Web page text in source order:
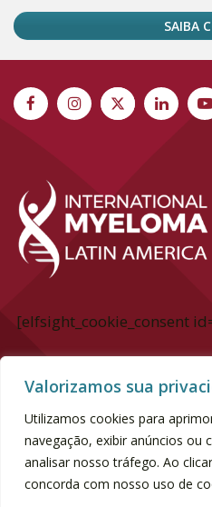
Valorizamos sua
Utilizamos cookies para
navegação, exibir anúncios ou
analisar nosso tráfego. Ao
concorda com nosso uso de
SAIBA
[elfsight_cookie_consent
International Myeloma
Av. Dr. chucri Zaidan, 940
Market Place Tower II |
SP | CEP 04583-110